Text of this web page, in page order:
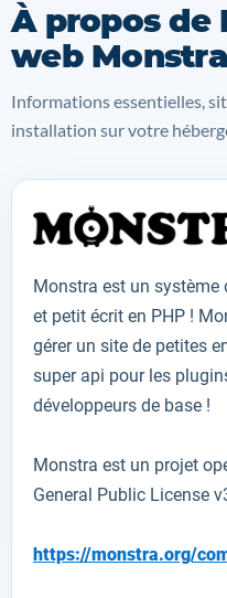
À propos de
web
Informations essentielles,
installation sur votre
Monstra est un système
et petit écrit en PHP !
gérer un site de petites
super api pour les
développeurs de base !
Monstra est un projet
General Public License
https://monstra.org/